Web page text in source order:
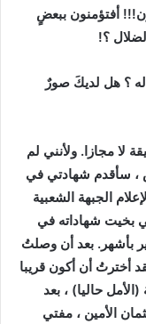
أفتؤمنون ببعضٍ
؟!
له ؟ هل لديكَ صورٌ
مجازا. ولأنني لم
، سأقدم شهادتي في
2008. متابعتي لإعلام الجبهة الشعبية
بخيت شهاداته في
بأشهر. بعد أن وصلتُ
أخترتُ أن أكون قريبا
حاليا) ، بعد
الأمين ، مفتي